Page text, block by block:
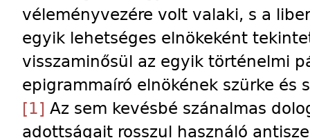
véleményvezére volt valaki, s a
egyik lehetséges elnökeként
visszaminősül az egyik történelmi
epigrammaíró elnökének szürke és
[1] Az sem kevésbé szánalmas
adottságait rosszul használó